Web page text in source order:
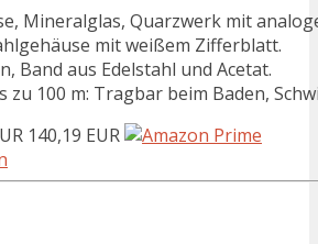
Mineralglas, Quarzwerk mit
mit weißem Zifferblatt.
Band aus Edelstahl und Acetat.
zu 100 m: Tragbar beim Baden,
140,19 EUR